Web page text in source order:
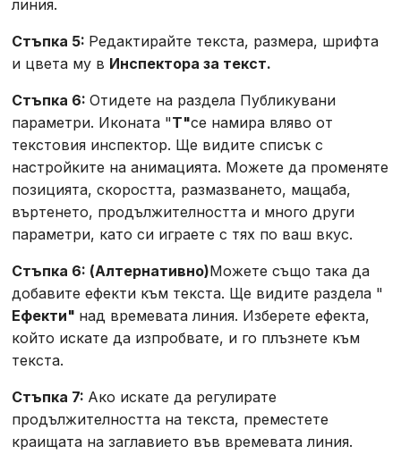
линия.
Стъпка 5: Редактирайте текста, размера, шрифта
и цвета му в Инспектора за текст.
Стъпка 6:Отидете на раздела Публикувани
параметри. Иконата "T"се намира вляво от
текстовия инспектор. Ще видите списък с
настройките на анимацията. Можете да променяте
позицията, скоростта, размазването, мащаба,
въртенето, продължителността и много други
параметри, като си играете с тях по ваш вкус.
Стъпка 6: (Алтернативно)Можете също така да
добавите ефекти към текста. Ще видите раздела "
Ефекти" над времевата линия. Изберете ефекта,
който искате да изпробвате, и го плъзнете към
текста.
Стъпка 7: Ако искате да регулирате
продължителността на текста, преместете
краищата на заглавието във времевата линия.